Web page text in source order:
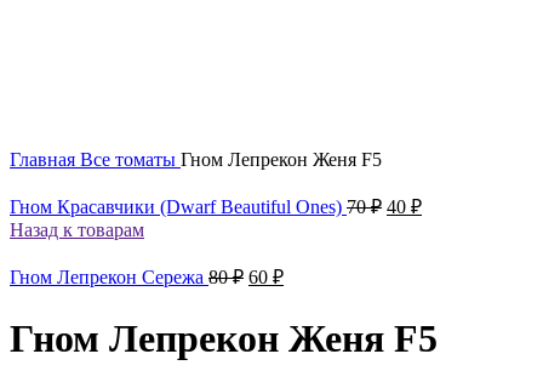
Главная Все томаты Гном Лепрекон Женя F5
Гном Красавчики (Dwarf Beautiful Ones) 70₽ Первоначальная
40 ₽Текущая
Назад к товарам
Гном Лепрекон Сережа 80₽ Первоначальная
80 ₽.
60 ₽Текущая
Гном Лепрекон Женя F5